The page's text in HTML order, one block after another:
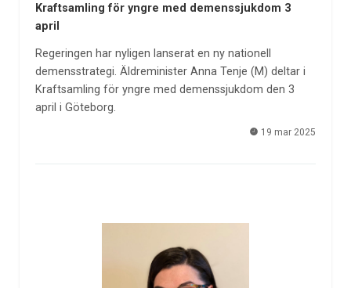
Kraftsamling för yngre med demenssjukdom 3
april
Regeringen har nyligen lanserat en ny nationell
demensstrategi. Äldreminister Anna Tenje (M) deltar i
Kraftsamling för yngre med demenssjukdom den 3
april i Göteborg.
19 mar 2025